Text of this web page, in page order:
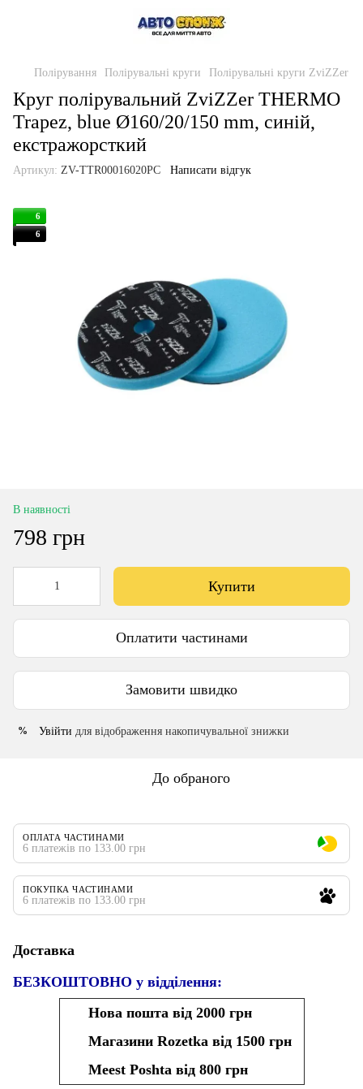
Полірування Полірувальні круги Полірувальні круги ZviZZer
Круг полірувальний ZviZZer THERMO
Trapez, blue Ø160/20/150 mm, синій,
екстражорсткий
Артикул: ZV-TTR00016020PC Написати відгук
6
6
В наявності
798 грн
Купити
Оплатити частинами
Замовити швидко
% Увійти для відображення накопичувальної знижки
До обраного
ОПЛАТА ЧАСТИНАМИ
6 платежів по 133.00 грн
ПОКУПКА ЧАСТИНАМИ
6 платежів по 133.00 грн
Доставка
БЕЗКОШТОВНО у відділення:
Нова пошта від 2000 грн
Магазини Rozetka від 1500 грн
Meest Poshta від 800 грн